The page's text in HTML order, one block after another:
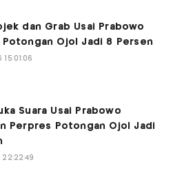
dan Grab Usai Prabowo
Potongan Ojol Jadi 8 Persen
15:01:06
Suara Usai Prabowo
Perpres Potongan Ojol Jadi
22:22:49